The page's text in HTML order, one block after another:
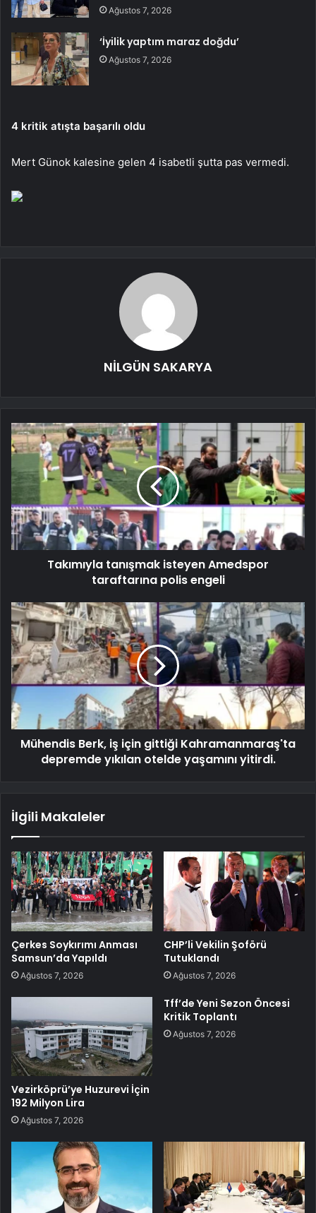
Ağustos 7, 2026
‘İyilik yaptım maraz doğdu’
Ağustos 7, 2026
4 kritik atışta başarılı oldu
Mert Günok kalesine gelen 4 isabetli şutta pas vermedi.
NİLGÜN SAKARYA
Takımıyla tanışmak isteyen Amedspor
taraftarına polis engeli
Mühendis Berk, iş için gittiği Kahramanmaraş'ta
depremde yıkılan otelde yaşamını yitirdi.
İlgili Makaleler
Çerkes Soykırımı Anması
Samsun’da Yapıldı
Ağustos 7, 2026
CHP’li Vekilin Şoförü
Tutuklandı
Ağustos 7, 2026
Vezirköprü’ye Huzurevi İçin
192 Milyon Lira
Ağustos 7, 2026
Tff’de Yeni Sezon Öncesi
Kritik Toplantı
Ağustos 7, 2026